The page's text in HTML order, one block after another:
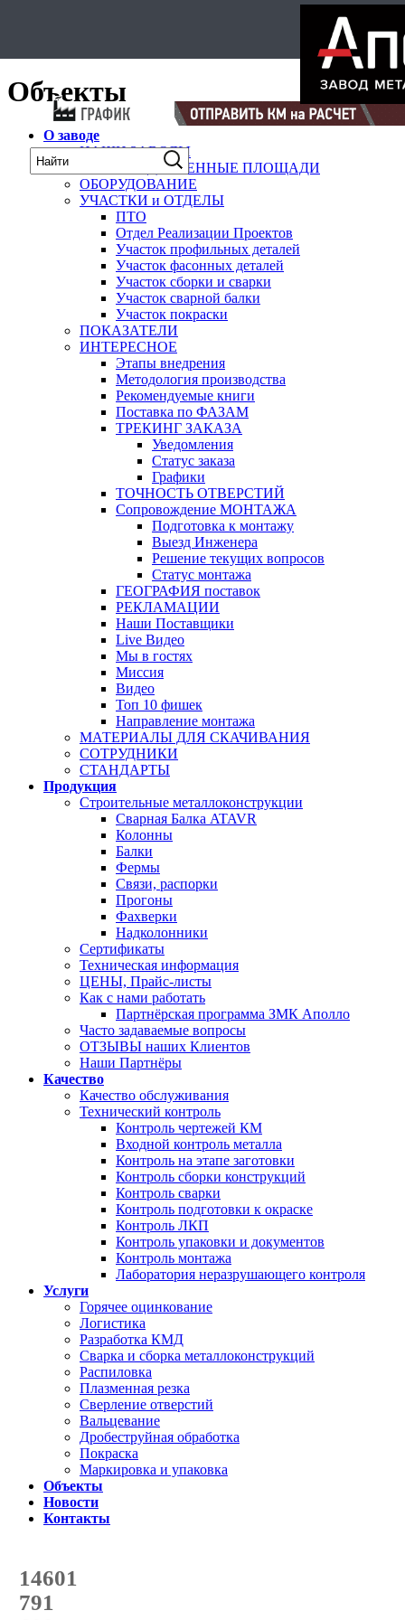
Объекты
О заводе
НАШИ ЗАВОДЫ
ПРОИЗВОДСТВЕННЫЕ ПЛОЩАДИ
ОБОРУДОВАНИЕ
УЧАСТКИ и ОТДЕЛЫ
ПТО
Отдел Реализации Проектов
Участок профильных деталей
Участок фасонных деталей
Участок сборки и сварки
Участок сварной балки
Участок покраски
ПОКАЗАТЕЛИ
ИНТЕРЕСНОЕ
Этапы внедрения
Методология производства
Рекомендуемые книги
Поставка по ФАЗАМ
ТРЕКИНГ ЗАКАЗА
Уведомления
Статус заказа
Графики
ТОЧНОСТЬ ОТВЕРСТИЙ
Сопровождение МОНТАЖА
Подготовка к монтажу
Выезд Инженера
Решение текущих вопросов
Статус монтажа
ГЕОГРАФИЯ поставок
РЕКЛАМАЦИИ
Наши Поставщики
Live Видео
Мы в гостях
Миссия
Видео
Топ 10 фишек
Направление монтажа
МАТЕРИАЛЫ ДЛЯ СКАЧИВАНИЯ
СОТРУДНИКИ
СТАНДАРТЫ
Продукция
Строительные металлоконструкции
Сварная Балка ATAVR
Колонны
Балки
Фермы
Связи, распорки
Прогоны
Фахверки
Надколонники
Сертификаты
Техническая информация
ЦЕНЫ, Прайс-листы
Как с нами работать
Партнёрская программа ЗМК Аполло
Часто задаваемые вопросы
ОТЗЫВЫ наших Клиентов
Наши Партнёры
Качество
Качество обслуживания
Технический контроль
Контроль чертежей КМ
Входной контроль металла
Контроль на этапе заготовки
Контроль сборки конструкций
Контроль сварки
Контроль подготовки к окраске
Контроль ЛКП
Контроль упаковки и документов
Контроль монтажа
Лаборатория неразрушающего контроля
Услуги
Горячее оцинкование
Логистика
Разработка КМД
Сварка и сборка металлоконструкций
Распиловка
Плазменная резка
Сверление отверстий
Вальцевание
Дробеструйная обработка
Покраска
Маркировка и упаковка
Объекты
Новости
Контакты
14601
с начала года
791
с начала месяца